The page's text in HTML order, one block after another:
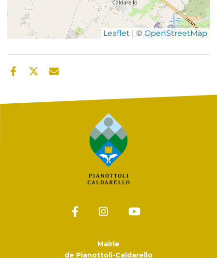
Leaflet | © OpenStreetMap
Mairie
de Pianottoli-Caldarello